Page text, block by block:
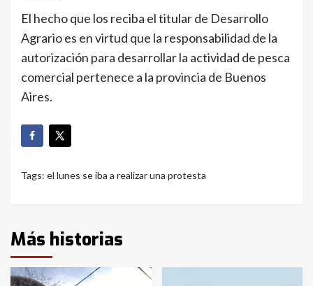
El hecho que los reciba el titular de Desarrollo
Agrario es en virtud que la responsabilidad de la
autorización para desarrollar la actividad de pesca
comercial pertenece a la provincia de Buenos
Aires.
Tags: el lunes se iba a realizar una protesta
Más historias